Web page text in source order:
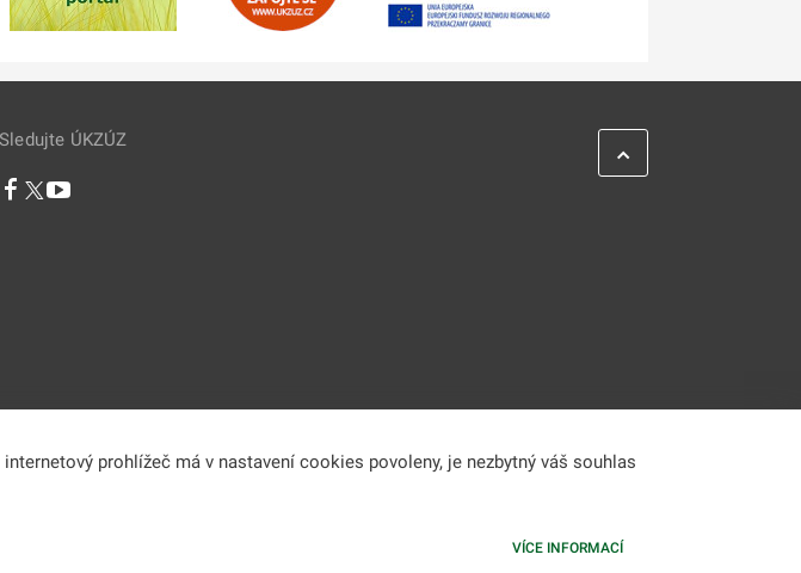
Sledujte ÚKZÚZ
prohlížeč má v nastavení cookies povoleny, je nezbytný váš souhlas
VÍCE INFORMACÍ